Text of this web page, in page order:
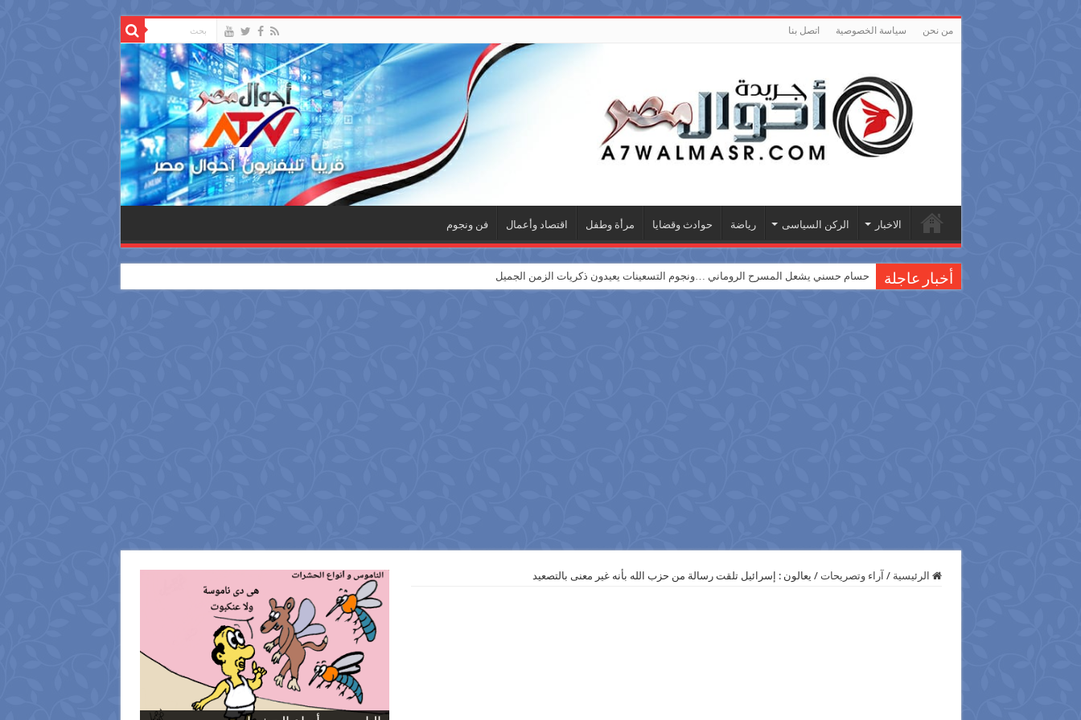
من نحن سياسة الخصوصية اتصل بنا
الاخبار الركن السياسى رياضة حوادث وقضايا مرأة وطفل اقتصاد وأعمال فن ونجوم
أخبار عاجلة حسام حسني يشعل المسرح الروماني …ونجوم التسعينات يعيدون ذكريات الزمن الجميل
الرئيسية / آراء وتصريحات / يعالون : إسرائيل تلقت رسالة من حزب الله بأنه غير معنى بالتصعيد